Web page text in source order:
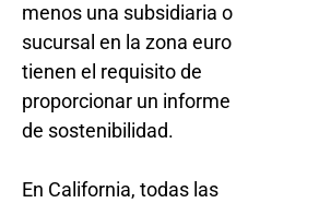
menos una subsidiaria o
sucursal en la zona euro
tienen el requisito de
proporcionar un informe
de sostenibilidad.
En California, todas las